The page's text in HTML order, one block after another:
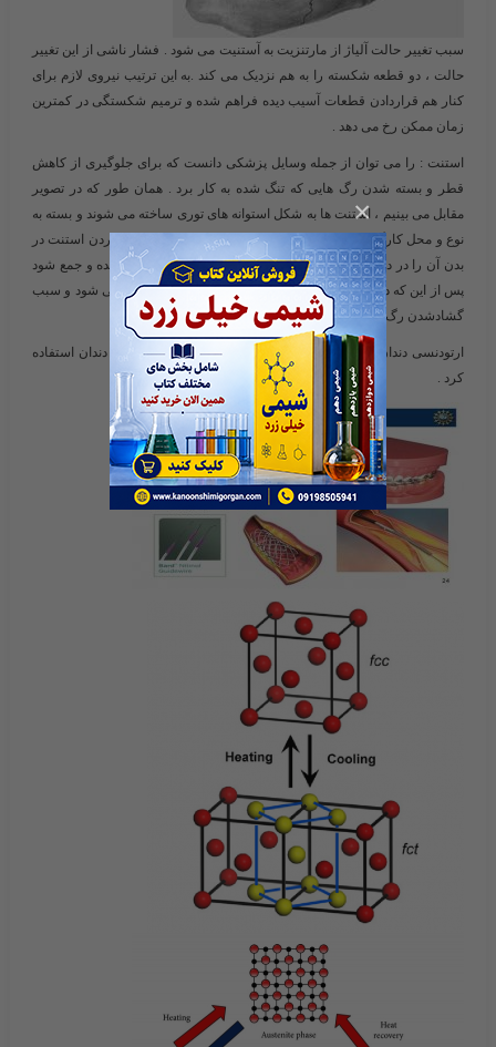
×
سبب تغییر حالت آلیاژ از مارتنزیت به آستنیت می شود . فشار ناشی از این تغییر
حالت ، دو قطعه شکسته را به هم نزدیک می کند .به این ترتیب نیروی لازم برای
کنار هم قراردادن قطعات آسیب دیده فراهم شده و ترمیم شکستگی در کمترین
زمان ممکن رخ می دهد .
استنت : را می توان از جمله وسایل پزشکی دانست که برای جلوگیری از کاهش
قطر و بسته شدن رگ هایی که تنگ شده به کار برد . همان طور که در تصویر
مقابل می بینیم ، استنت ها به شکل استوانه های توری ساخته می شوند و بسته به
نوع و محل کارگیری دارای قطرهای متفاوتی هستند . برای نصب کردن استنت در
بدن آن را در دمای پایین قرار می دهند تا به حالت مارتنزیتی در آمده و جمع شود
پس از این که در رگ قرار گرفته و با بدن همدما شد ، استنت باز می شود و سبب
گشادشدن رگ می شود .
ارتودنسی دندان :
از آلیاژ نیتینول می توان در سیم های ارتودنسی دندان استفاده
کرد .